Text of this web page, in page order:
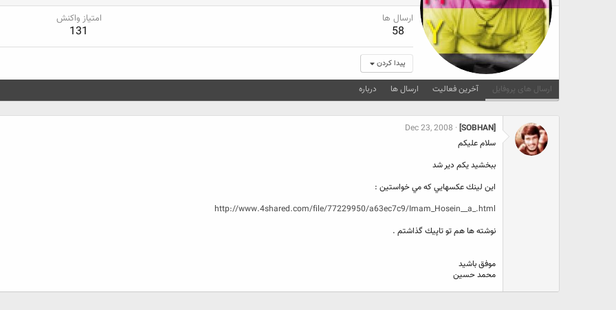
ارسال ها
58
امتیاز واکنش
131
پیدا کردن
ارسال های پروفایل آخرین فعالیت ارسال ها درباره
[SOBHAN]
Dec 23, 2008
سلام عليكم
ببخشيد يكم دير شد
اين لينك عكسهايي كه مي خواستين :
http://www.4shared.com/file/77229950/a63ec7c9/Imam_Hosein__a_.html
نوشته ها هم تو تاپيك گذاشتم .
موفق باشيد
محمد حسين